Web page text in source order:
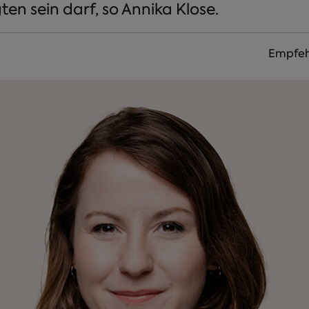
sein darf, so Annika Klose.